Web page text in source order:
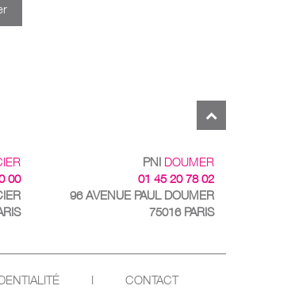
00
PNI DOUMER
01 45 20 78 02
96 AVENUE PAUL DOUMER
75016 PARIS
I CONTACT